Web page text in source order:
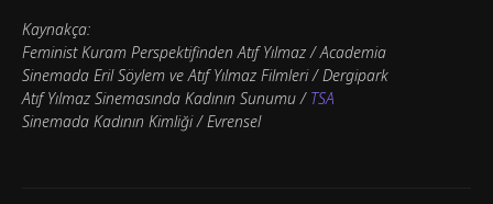
Kaynakça:
Feminist Kuram Perspektifinden Atıf Yılmaz / Academia
Sinemada Eril Söylem ve Atıf Yılmaz Filmleri / Dergipark
Atıf Yılmaz Sinemasında Kadının Sunumu / TSA
Sinemada Kadının Kimliği / Evrensel